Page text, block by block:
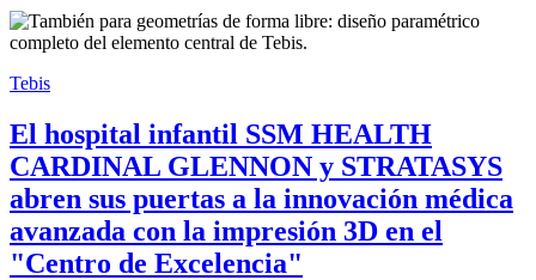
Tebis
El hospital infantil SSM HEALTH
CARDINAL GLENNON y STRATASYS
abren sus puertas a la innovación médica
avanzada con la impresión 3D en el
"Centro de Excelencia"